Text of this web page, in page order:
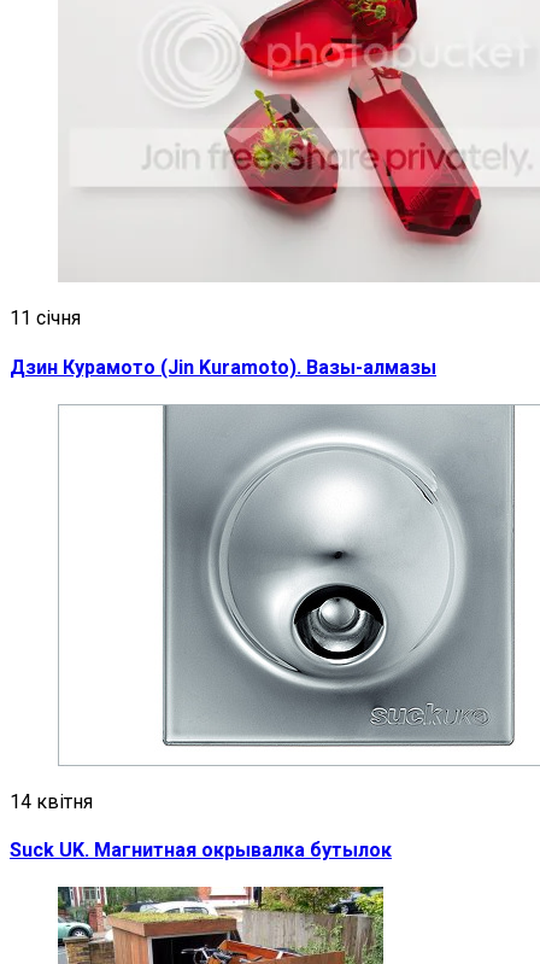
11 січня
Дзин Курамото (Jin Kuramoto). Вазы-алмазы
14 квітня
Suck UK. Магнитная окрывалка бутылок